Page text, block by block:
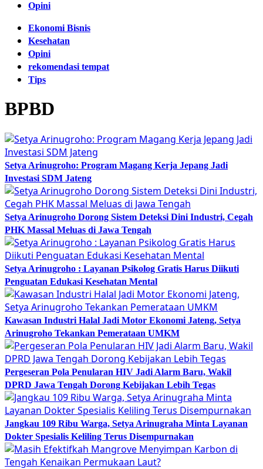
Opini
Ekonomi Bisnis
Kesehatan
Opini
rekomendasi tempat
Tips
BPBD
Setya Arinugroho: Program Magang Kerja Jepang Jadi
Investasi SDM Jateng
Setya Arinugroho Dorong Sistem Deteksi Dini Industri, Cegah
PHK Massal Meluas di Jawa Tengah
Setya Arinugroho : Layanan Psikolog Gratis Harus Diikuti
Penguatan Edukasi Kesehatan Mental
Kawasan Industri Halal Jadi Motor Ekonomi Jateng, Setya
Arinugroho Tekankan Pemerataan UMKM
Pergeseran Pola Penularan HIV Jadi Alarm Baru, Wakil
DPRD Jawa Tengah Dorong Kebijakan Lebih Tegas
Jangkau 109 Ribu Warga, Setya Arinugraha Minta Layanan
Dokter Spesialis Keliling Terus Disempurnakan